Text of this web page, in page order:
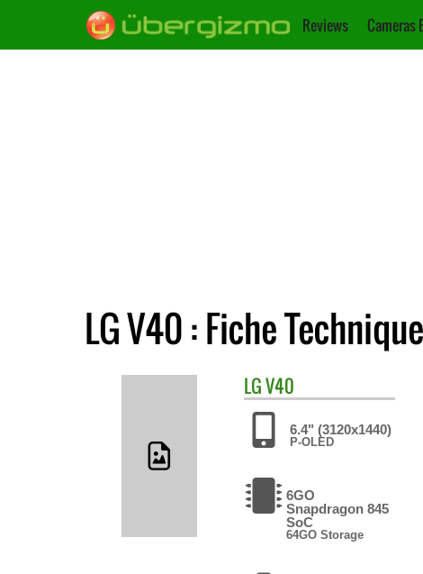
Reviews Cameras
LG V40 : Fiche Technique
LGV40
6.4" (3120x1440)
P-OLED
6GO
Snapdragon 845
SoC
64GO Storage